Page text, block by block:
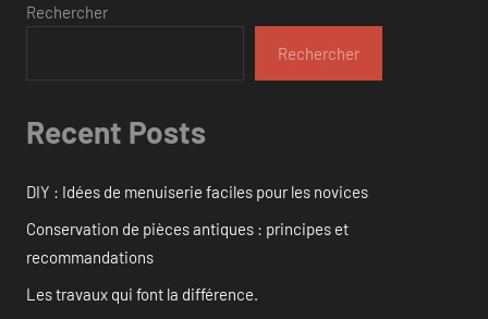
Rechercher
Rechercher
Recent Posts
DIY : Idées de menuiserie faciles pour les novices
Conservation de pièces antiques : principes et
recommandations
Les travaux qui font la différence.